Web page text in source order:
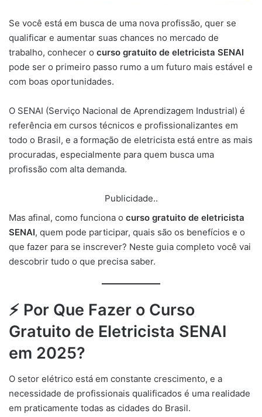
Se você está em busca de uma nova profissão, quer se
qualificar e aumentar suas chances no mercado de
trabalho, conhecer o curso gratuito de eletricista SENAI
pode ser o primeiro passo rumo a um futuro mais estável e
com boas oportunidades.
O SENAI (Serviço Nacional de Aprendizagem Industrial) é
referência em cursos técnicos e profissionalizantes em
todo o Brasil, e a formação de eletricista está entre as mais
procuradas, especialmente para quem busca uma
profissão com alta demanda.
Publicidade..
Mas afinal, como funciona o curso gratuito de eletricista
SENAI, quem pode participar, quais são os benefícios e o
que fazer para se inscrever? Neste guia completo você vai
descobrir tudo o que precisa saber.
⚡ Por Que Fazer o Curso
Gratuito de Eletricista SENAI
em 2025?
O setor elétrico está em constante crescimento, e a
necessidade de profissionais qualificados é uma realidade
em praticamente todas as cidades do Brasil.